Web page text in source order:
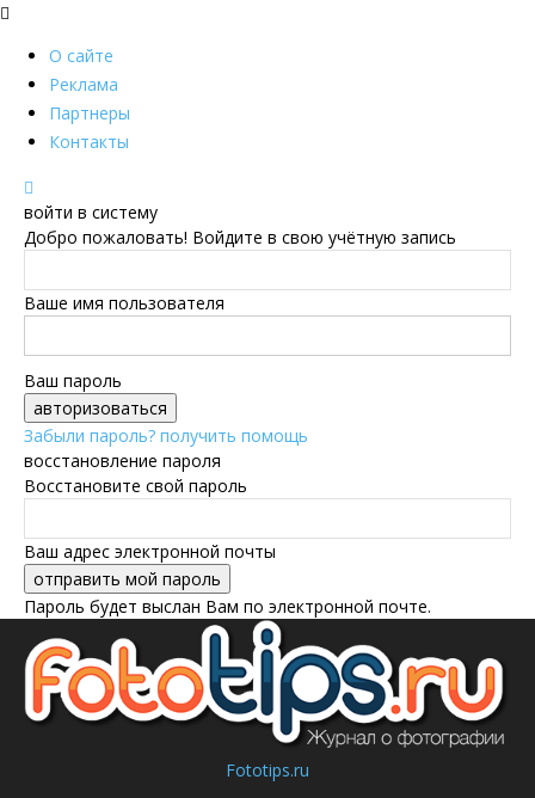
О сайте
Реклама
Партнеры
Контакты
войти в систему
Добро пожаловать! Войдите в свою учётную запись
Ваше имя пользователя
Ваш пароль
Забыли пароль? получить помощь
восстановление пароля
Восстановите свой пароль
Ваш адрес электронной почты
Пароль будет выслан Вам по электронной почте.
Fototips.ru